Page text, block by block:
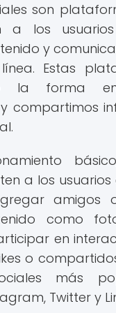
son
a los usuarios
y
Estas
la forma
compartimos
a los
amigos
como
en
o
más
Twitter y